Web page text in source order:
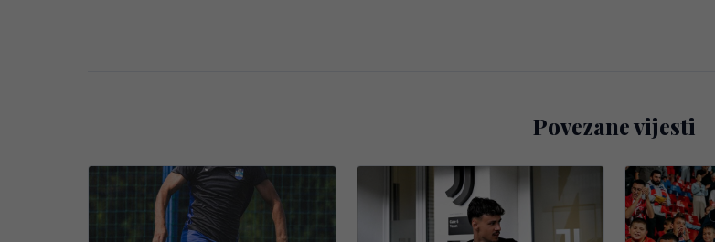
Povezane vijesti